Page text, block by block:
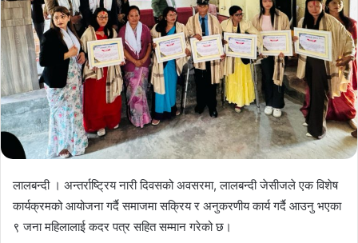
लालबन्दी । अन्तर्राष्ट्रिय नारी दिवसको अवसरमा, लालबन्दी जेसीजले एक विशेष
कार्यक्रमको आयोजना गर्दै समाजमा सक्रिय र अनुकरणीय कार्य गर्दै आउनु भएका
९ जना महिलालाई कदर पत्र सहित सम्मान गरेको छ।